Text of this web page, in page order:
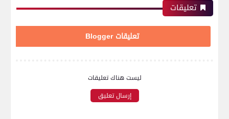
تعليقات
تعليقات Blogger
ليست هناك تعليقات
إرسال تعليق